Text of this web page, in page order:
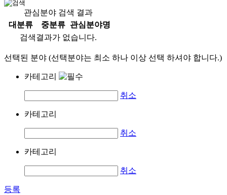
관심분야 검색 결과
대분류
중분류
관심분야명
검색결과가 없습니다.
선택된 분야 (선택분야는 최소 하나 이상 선택 하셔야 합니다.)
카테고리
취소
카테고리
취소
카테고리
취소
등록